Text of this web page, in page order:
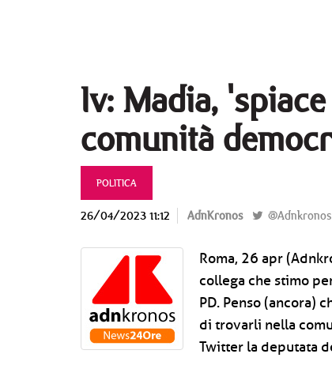
Iv: Madia,
comunità
POLITICA
26/04/2023 11:12 AdnKronos @Adnkronos
Roma, 26 apr
collega che stimo
PD. Penso (ancora)
di trovarli nella
Twitter la deputata